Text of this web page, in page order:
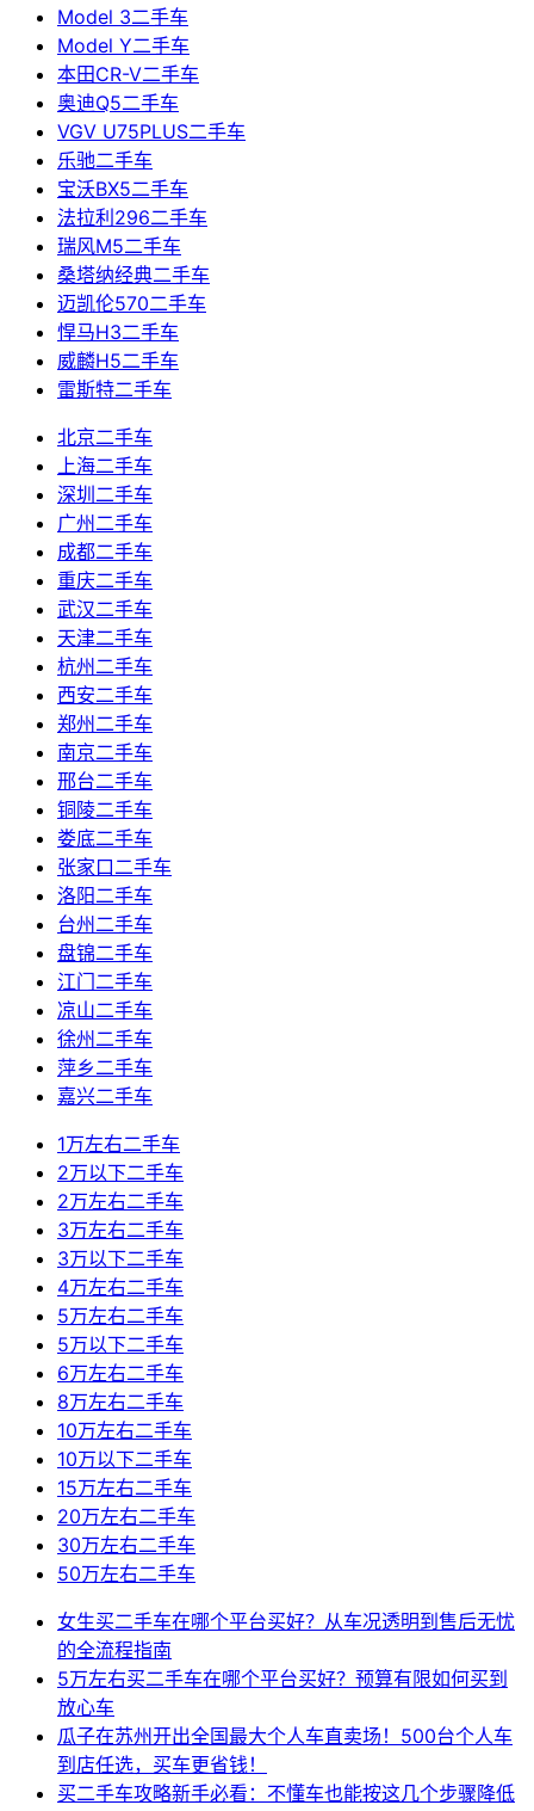
Model 3二手车
Model Y二手车
本田CR-V二手车
奥迪Q5二手车
VGV U75PLUS二手车
乐驰二手车
宝沃BX5二手车
法拉利296二手车
瑞风M5二手车
桑塔纳经典二手车
迈凯伦570二手车
悍马H3二手车
威麟H5二手车
雷斯特二手车
北京二手车
上海二手车
深圳二手车
广州二手车
成都二手车
重庆二手车
武汉二手车
天津二手车
杭州二手车
西安二手车
郑州二手车
南京二手车
邢台二手车
铜陵二手车
娄底二手车
张家口二手车
洛阳二手车
台州二手车
盘锦二手车
江门二手车
凉山二手车
徐州二手车
萍乡二手车
嘉兴二手车
1万左右二手车
2万以下二手车
2万左右二手车
3万左右二手车
3万以下二手车
4万左右二手车
5万左右二手车
5万以下二手车
6万左右二手车
8万左右二手车
10万左右二手车
10万以下二手车
15万左右二手车
20万左右二手车
30万左右二手车
50万左右二手车
女生买二手车在哪个平台买好？从车况透明到售后无忧
的全流程指南
5万左右买二手车在哪个平台买好？预算有限如何买到
放心车
瓜子在苏州开出全国最大个人车直卖场！500台个人车
到店任选，买车更省钱！
买二手车攻略新手必看：不懂车也能按这几个步骤降低